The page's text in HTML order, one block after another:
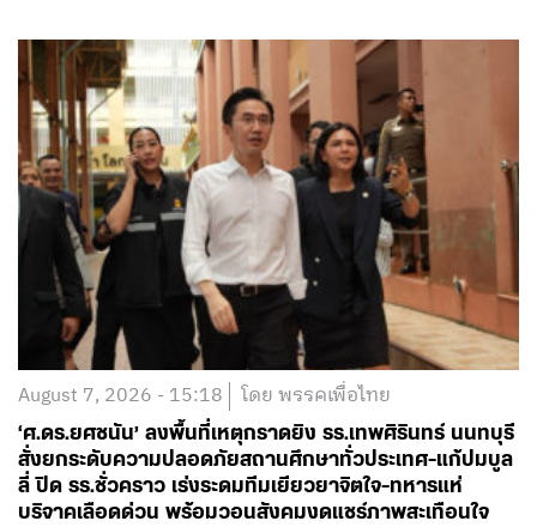
August 7, 2026 - 15:18 โดย พรรคเพื่อไทย
‘ศ.ดร.ยศชนัน’ ลงพื้นที่เหตุกราดยิง รร.เทพศิรินทร์ นนทบุรี
สั่งยกระดับความปลอดภัยสถานศึกษาทั่วประเทศ-แก้ปมบูล
ลี่ ปิด รร.ชั่วคราว เร่งระดมทีมเยียวยาจิตใจ-ทหารแห่
บริจาคเลือดด่วน พร้อมวอนสังคมงดแชร์ภาพสะเทือนใจ